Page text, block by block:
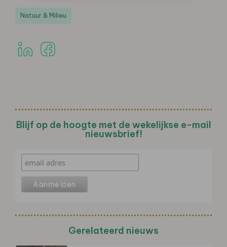
Natuur & Milieu
Blijf op de hoogte met de wekelijkse e-mail
nieuwsbrief!
Gerelateerd nieuws